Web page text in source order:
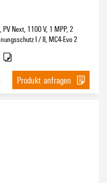
Next, 1100 V, 1 MPP, 2
I / II, MC4-Evo 2
Produkt anfragen